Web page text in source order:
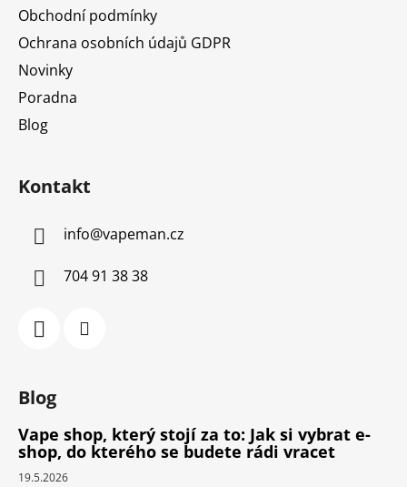
Obchodní podmínky
Ochrana osobních údajů GDPR
Novinky
Poradna
Blog
Kontakt
info@vapeman.cz
704 91 38 38
Blog
Vape shop, který stojí za to: Jak si vybrat e-
shop, do kterého se budete rádi vracet
19.5.2026